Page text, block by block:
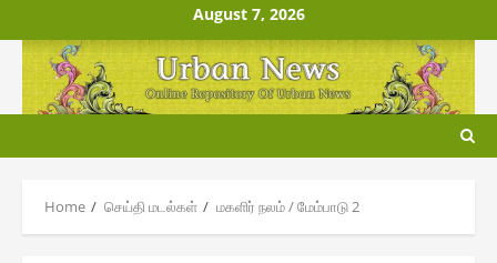
to
content
August 7, 2026
Home செய்தி மடல்௧ள் ம௧ளிர் நலம் / மேம்பாடு 2